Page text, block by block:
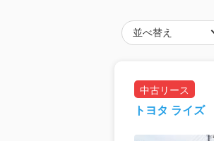
中古リース
トヨタ ライズ